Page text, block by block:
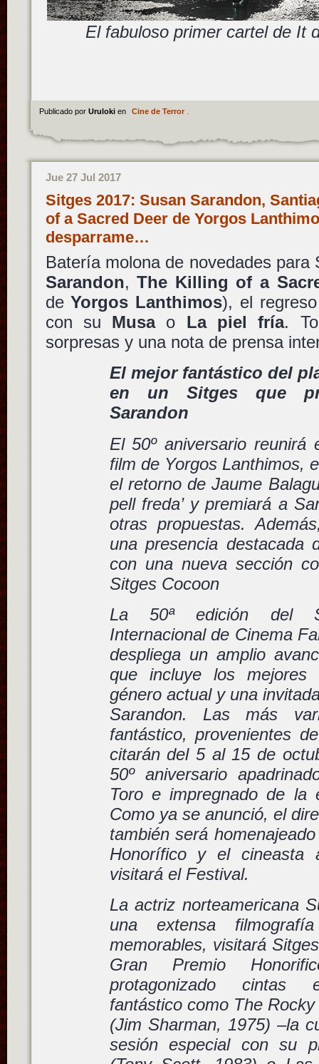
El fabuloso primer cartel de It
Publicado por Uruloki en Cine de Terror.
Jue 27 Jul 2017
Sitges 2017: Susan Sarandon,
of a Sacred Deer de Yorgos
desparrame…
Batería molona de novedades
Sarandon,The Killing of a
deYorgos Lanthimos), el
con su Musa o La piel fría.
sorpresas y una nota de prensa
El mejor fantástico del
en un Sitges que
Sarandon
El 50º aniversario reunirá
film de Yorgos Lanthimos,
el retorno de Jaume
pell freda’ y premiará a
otras propuestas.
una presencia destacada
con una nueva sección
Sitges Cocoon
La 50ª edición del
Internacional de Cinema
despliega un amplio
que incluye los
género actual y una
Sarandon. Las más
fantástico, provenientes
citarán del 5 al 15 de
50º aniversario
Toro e impregnado de la
Como ya se anunció, el
también será
Honorífico y el cineasta
visitará el Festival.
La actriz norteamericana
una extensa
memorables, visitará
Gran Premio
protagonizado cintas
fantástico como The
(Jim Sharman, 1975) –la
sesión especial con su